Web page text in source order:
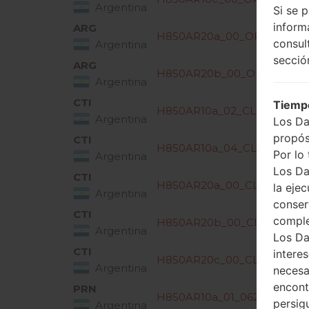
Argentina
ARG
Argentina
ARG
Argentina
CTI
Argentina
CTI
Argentina
CTI
Argentina
CTI
Argentina
CTI
Argentina
PRN
Argentina
H850AR10a_01_0623.kdz
Si se
Los
Por lo
Los
la
Los